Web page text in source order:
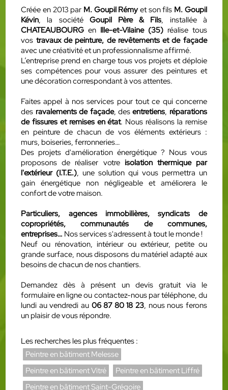
Créée en 2013 par M. Goupil Rémy et son fils M. Goupil
Kévin, la société Goupil Père & Fils, installée à
CHATEAUBOURG en Ille-et-Vilaine (35)réalise tous
vos travaux de peinture, de revêtements et de façade
avec une créativité et un professionnalisme affirmé.
L’entreprise prend en charge tous vos projets et déploie
ses compétences pour vous assurer despeintures et
une décoration correspondant à vos attentes.
Faites appel à nos services pour tout ce qui concerne
des ravalements de façade, desentretiens, réparations
de fissures et remises en état. Nous réalisons la remise
en peinture de chacun de vos éléments extérieurs :
murs, boiseries, ferronneries…
Des projets d'amélioration énergétique ? Nous vous
proposons de réaliser votre isolation thermique par
l'extérieur (I.T.E.), une solution qui vous permettra un
gain énergétique non négligeable et améliorera le
confort de votre maison.
Particuliers, agences immobilières, syndicats de
copropriétés, communautés de communes,
entreprises… Nos services s'adressent à tout le monde !
Neuf ou rénovation, intérieur ou extérieur, petite ou
grande surface, nous disposons du matériel adapté aux
besoins de chacun de nos chantiers.
Demandez dès à présent un devis gratuit via le
formulaire en ligne ou contactez-nous par téléphone, du
lundi au vendredi au 06 87 80 18 23, nous nous ferons
un plaisir de vous répondre.
Les recherches les plus fréquentes :
Peintre en bâtiment Melesse
Peintre en bâtiment Vitré
Peintre en bâtiment Liffré
Peintre en bâtiment Saint-Grégoire